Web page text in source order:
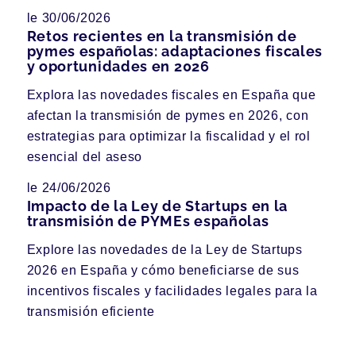
le 30/06/2026
Retos recientes en la transmisión de
pymes españolas: adaptaciones fiscales
y oportunidades en 2026
Explora las novedades fiscales en España que
afectan la transmisión de pymes en 2026, con
estrategias para optimizar la fiscalidad y el rol
esencial del aseso
le 24/06/2026
Impacto de la Ley de Startups en la
transmisión de PYMEs españolas
Explore las novedades de la Ley de Startups
2026 en España y cómo beneficiarse de sus
incentivos fiscales y facilidades legales para la
transmisión eficiente